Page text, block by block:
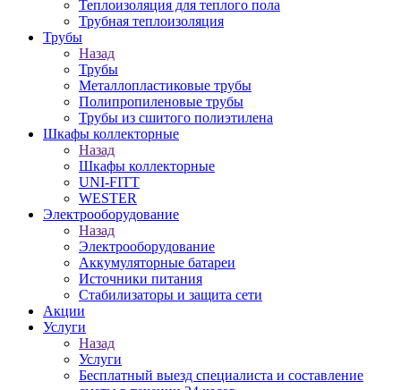
Теплоизоляция для теплого пола
Трубная теплоизоляция
Трубы
Назад
Трубы
Металлопластиковые трубы
Полипропиленовые трубы
Трубы из сшитого полиэтилена
Шкафы коллекторные
Назад
Шкафы коллекторные
UNI-FITT
WESTER
Электрооборудование
Назад
Электрооборудование
Аккумуляторные батареи
Источники питания
Стабилизаторы и защита сети
Акции
Услуги
Назад
Услуги
Бесплатный выезд специалиста и составление